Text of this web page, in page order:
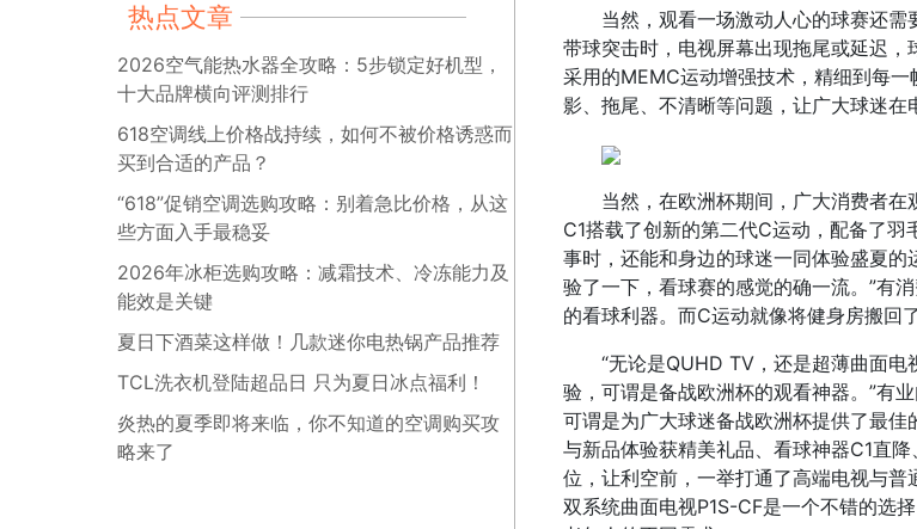
热点文章
2026空气能热水器全攻略：5步锁定好机型，
十大品牌横向评测排行
618空调线上价格战持续，如何不被价格诱惑而
买到合适的产品？
“618”促销空调选购攻略：别着急比价格，从这
些方面入手最稳妥
2026年冰柜选购攻略：减霜技术、冷冻能力及
能效是关键
夏日下酒菜这样做！几款迷你电热锅产品推荐
TCL洗衣机登陆超品日 只为夏日冰点福利！
炎热的夏季即将来临，你不知道的空调购买攻
略来了
当然，观看一场激动人心的球赛还
带球突击时，电视屏幕出现拖尾或延迟
采用的MEMC运动增强技术，精细到每
影、拖尾、不清晰等问题，让广大球迷在
当然，在欧洲杯期间，广大消费者在
C1搭载了创新的第二代C运动，配备了
事时，还能和身边的球迷一同体验盛夏
验了一下，看球赛的感觉的确一流。”有
的看球利器。而C运动就像将健身房搬回
“无论是QUHD TV，还是超薄曲面
验，可谓是备战欧洲杯的观看神器。”有
可谓是为广大球迷备战欧洲杯提供了最
与新品体验获精美礼品、看球神器C1直
位，让利空前，一举打通了高端电视与普
双系统曲面电视P1S-CF是一个不错的选